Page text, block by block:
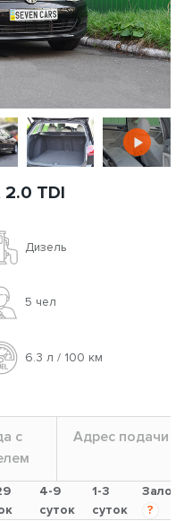
TDI
Дизель
5 чел
6.3 л / 100 км
с
Адрес подачи
4-9
суток
1-3
суток
Залог
?